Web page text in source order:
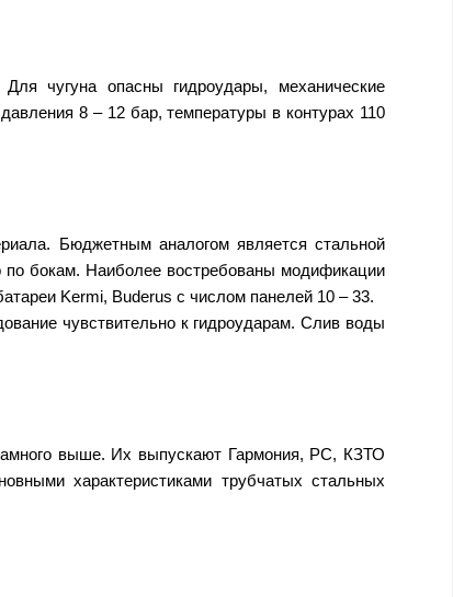
чугуна опасны гидроудары, механические
8 – 12 бар, температуры в контурах 110
Бюджетным аналогом является стальной
бокам. Наиболее востребованы модификации
Kermi, Buderus с числом панелей 10 – 33.
чувствительно к гидроударам. Слив воды
выше. Их выпускают Гармония, РС, КЗТО
характеристиками трубчатых стальных